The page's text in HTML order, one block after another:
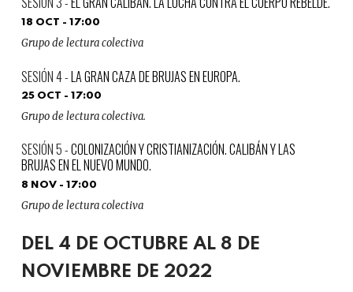
18 OCT - 17:00
Grupo de lectura colectiva
LA GRAN CAZA DE BRUJAS EN EUROPA.
25 OCT - 17:00
Grupo de lectura colectiva.
COLONIZACIÓN Y CRISTIANIZACIÓN. CALIBÁN Y LAS
BRUJAS EN EL NUEVO MUNDO.
8 NOV - 17:00
Grupo de lectura colectiva
DEL 4 DE OCTUBRE AL 8 DE
NOVIEMBRE DE 2022